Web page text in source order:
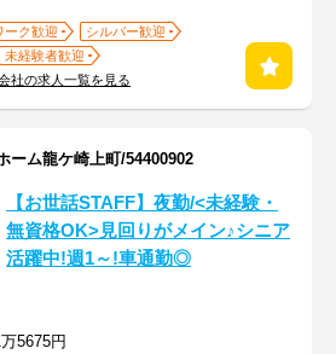
ーク歓迎
シルバー歓迎
未経験者歓迎
社の求人一覧を見る
ーム龍ケ崎上町/54400902
【お世話STAFF】夜勤/<未経験・
無資格OK>見回りがメイン♪シニア
活躍中!週1～!車通勤◎
5675円